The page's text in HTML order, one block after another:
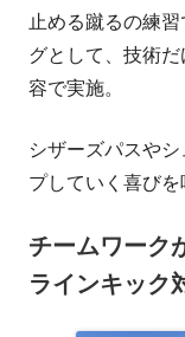
止める蹴るの練
グとして、技術
容で実施。
シザーズパスや
プしていく喜びを
チームワーク
ラインキック